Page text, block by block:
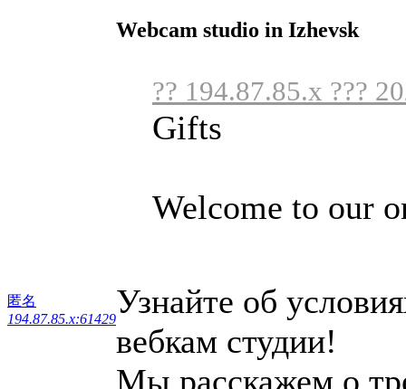
匿名
194.87.85.x:61429
Webcam studio in Izhevsk
?? 194.87.85.x ???
Gifts
Welcome to our
Узнайте об
вебкам студии!
Мы расскажем о